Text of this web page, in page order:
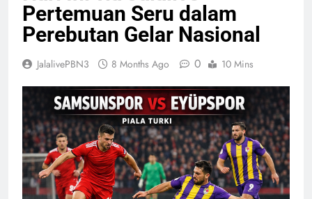
Pertemuan Seru dalam
Perebutan Gelar Nasional
JalalivePBN3 8 Months Ago 0 10 Mins